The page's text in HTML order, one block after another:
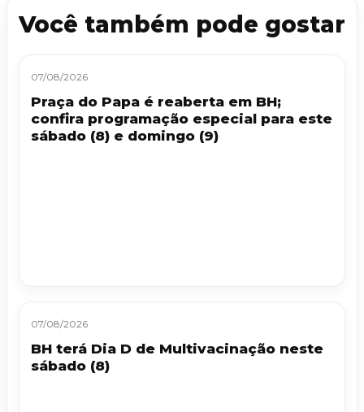
Você também pode gostar
07/08/2026
Praça do Papa é reaberta em BH;
confira programação especial para este
sábado (8) e domingo (9)
07/08/2026
BH terá Dia D de Multivacinação neste
sábado (8)